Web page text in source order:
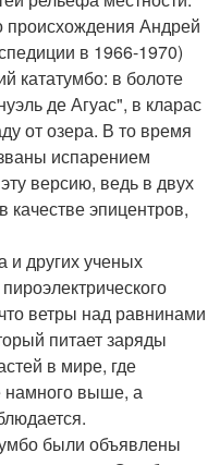
происхождения Андрей
в 1966-1970)
кататумбо: в болоте
де Агуас", в кларас
от озера. В то время
испарением
версию, ведь в двух
качестве эпицентров,
и других ученых
ветры над равнинами
питает заряды
в мире, где
намного выше, а
были объявлены